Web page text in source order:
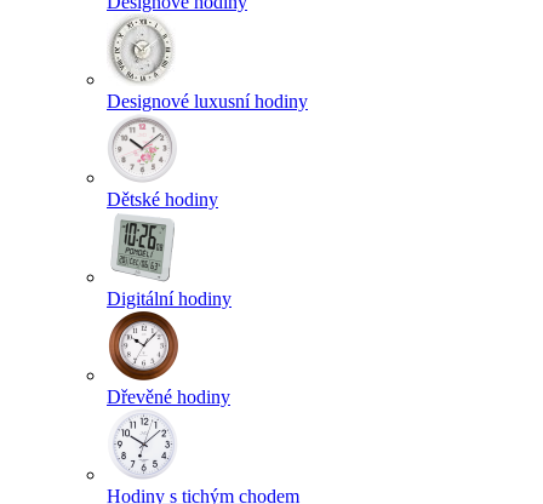
Designové luxusní hodiny
Dětské hodiny
Digitální hodiny
Dřevěné hodiny
Hodiny s tichým chodem